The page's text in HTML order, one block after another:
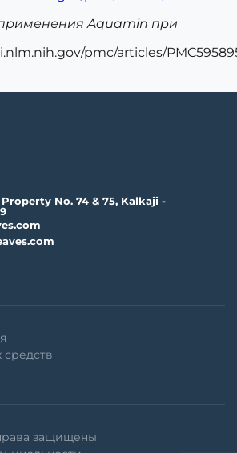
Aquamin при
pmc/articles/
No. 74 & 75, Kalkaji -
защищены